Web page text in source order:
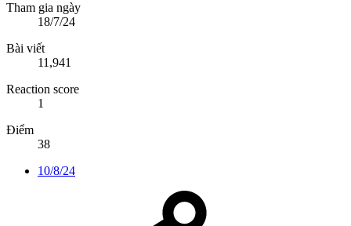
Tham gia ngày
18/7/24
Bài viết
11,941
Reaction score
1
Điểm
38
10/8/24